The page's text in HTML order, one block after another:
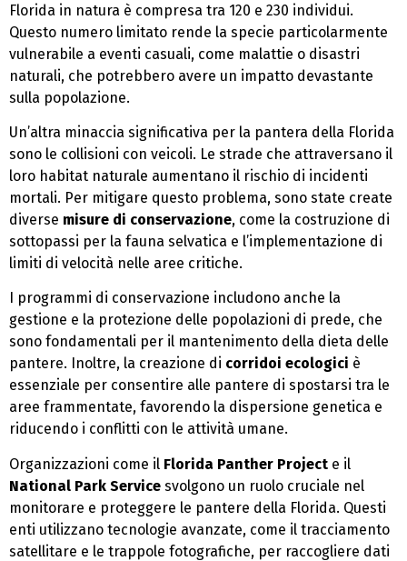
Florida in natura è compresa tra 120 e 230 individui.
Questo numero limitato rende la specie particolarmente
vulnerabile a eventi casuali, come malattie o disastri
naturali, che potrebbero avere un impatto devastante
sulla popolazione.
Un’altra minaccia significativa per la pantera della Florida
sono le collisioni con veicoli. Le strade che attraversano il
loro habitat naturale aumentano il rischio di incidenti
mortali. Per mitigare questo problema, sono state create
diverse misure di conservazione, come la costruzione di
sottopassi per la fauna selvatica e l’implementazione di
limiti di velocità nelle aree critiche.
I programmi di conservazione includono anche la
gestione e la protezione delle popolazioni di prede, che
sono fondamentali per il mantenimento della dieta delle
pantere. Inoltre, la creazione di corridoi ecologici è
essenziale per consentire alle pantere di spostarsi tra le
aree frammentate, favorendo la dispersione genetica e
riducendo i conflitti con le attività umane.
Organizzazioni come il Florida Panther Project e il
National Park Service svolgono un ruolo cruciale nel
monitorare e proteggere le pantere della Florida. Questi
enti utilizzano tecnologie avanzate, come il tracciamento
satellitare e le trappole fotografiche, per raccogliere dati